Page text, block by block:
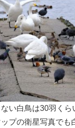
い白鳥は30羽くら
プの衛星写真でも